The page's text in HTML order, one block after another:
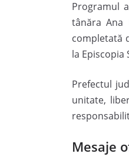
Programul
tânăra Ana
completată
la Episcopia
Prefectul
unitate,
Mesaje